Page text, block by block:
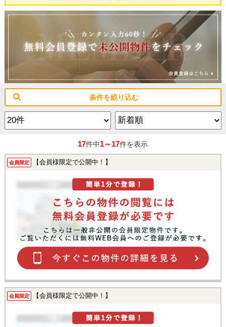
条件を絞り込む
17件中1～17件を表示
会員限定 【会員様限定で公開中！】
会員限定 【会員様限定で公開中！】